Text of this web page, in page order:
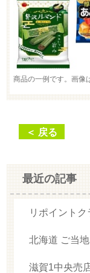
商品の一例です。画像
＜ 戻る
最近の記事
リポイントク
北海道 ご当
滋賀1中央売